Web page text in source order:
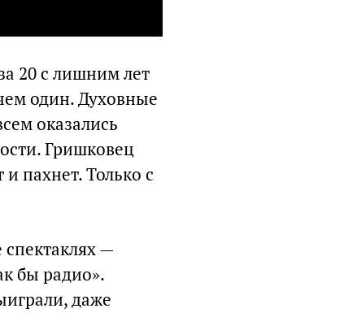
20 с лишним лет
один. Духовные
оказались
Гришковец
пахнет. Только с
—
бы радио».
даже